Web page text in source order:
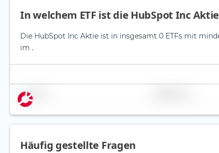
In welchem ETF ist die HubSpot Inc
Die HubSpot Inc Aktie ist in insgesamt 0 ETFs mit
im .
Name
Häufig gestellte Fragen